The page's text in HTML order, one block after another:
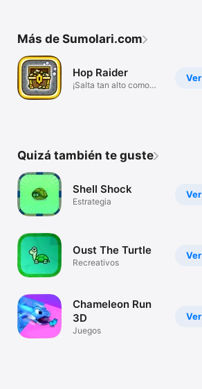
Más de Sumolari.com
Ver
Hop Raider
¡Salta tan alto como
Quizá también te guste
Ver
Shell Shock
Estrategia
Ver
Oust The Turtle
Recreativos
Ver
Chameleon Run
3D
Juegos